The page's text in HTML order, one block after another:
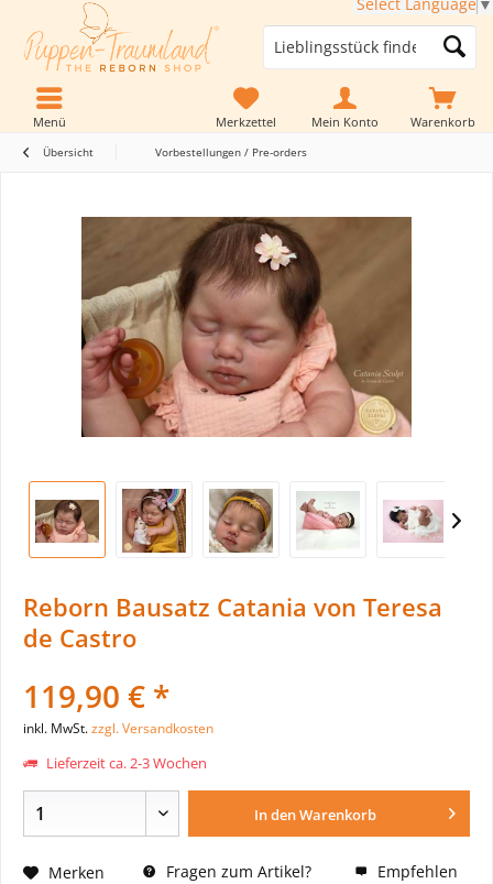
Warenkorb
Merkzettel Mein Konto
Menü
Übersicht Vorbestellungen / Pre-orders
Reborn Bausatz Catania von Teresa
de Castro
119,90 € *
inkl. MwSt.zzgl. Versandkosten
Lieferzeit ca. 2-3 Wochen
In denWarenkorb
Merken Fragen zum Artikel? Empfehlen